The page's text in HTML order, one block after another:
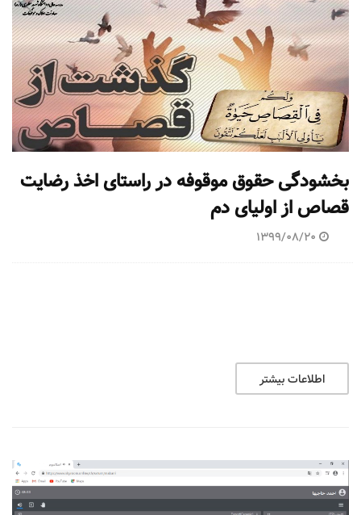
بخشودگی حقوق موقوفه در راستای اخذ رضایت
قصاص از اولیای دم
1399/08/20
اطلاعات بیشتر